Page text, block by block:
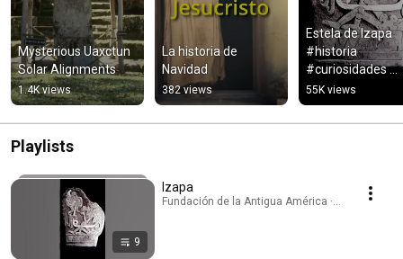
Mysterious Uaxctun
Solar Alignments
1.4K views
La historia de
Navidad
382 views
Estela de Izapa
#historia
#curiosidades
#sabiasque
55K views
Playlists
9
Izapa
Fundación de la Antigua América · Playlist